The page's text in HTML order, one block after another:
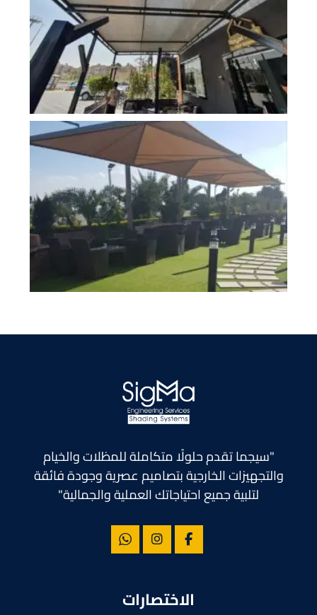
"سيجما تقدم حلولًا متكاملة للمظلات والخيام
والتجهيزات الخارجية بتصاميم عصرية وجودة فائقة
لتلبية جميع احتياجاتك العملية والجمالية"
الاختصارات